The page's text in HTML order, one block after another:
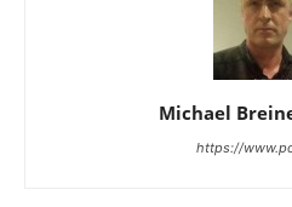
Michael
https://